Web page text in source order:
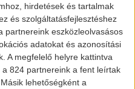
hirdetések és tartalmak
és szolgáltatásfejlesztéshez
partnereink eszközleolvasásos
adatokat és azonosítási
A megfelelő helyre kattintva
824 partnereink a fent leírtak
lehetőségként a
esik azonban
szintén a
a Tesla
Ez egy olyan
amelynek a